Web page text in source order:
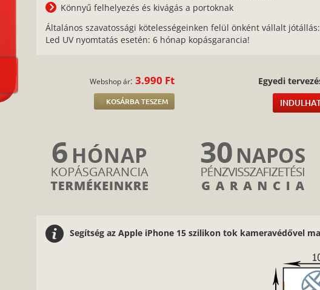
Könnyű felhelyezés és kivágás a portoknak
Általános szavatossági kötelességeinken felül önként vállalt jótállás:
Led UV nyomtatás esetén: 6 hónap kopásgarancia!
Webshop ár:3.990 Ft
KOSÁRBA TESZEM
Egyedi
Segítség az Apple iPhone 15 szilikon tok kameravédővel